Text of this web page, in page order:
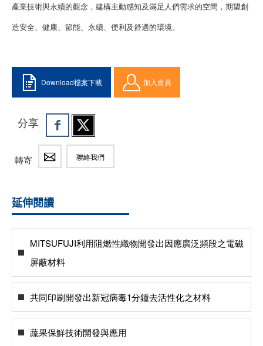
產業技術與永續的觀念，建構主動感知及滿足人們需求的空間，期望創
造安全、健康、節能、永續、便利及舒適的環境。
Download檔案下載 加入會員
分享
轉寄 聯絡我們
延伸閱讀
MITSUFUJI利用阻燃性織物開發出因應廣泛頻段之電磁
屏蔽材料
共同印刷開發出新冠病毒1分鐘去活性化之材料
蔬果保鮮技術開發與應用